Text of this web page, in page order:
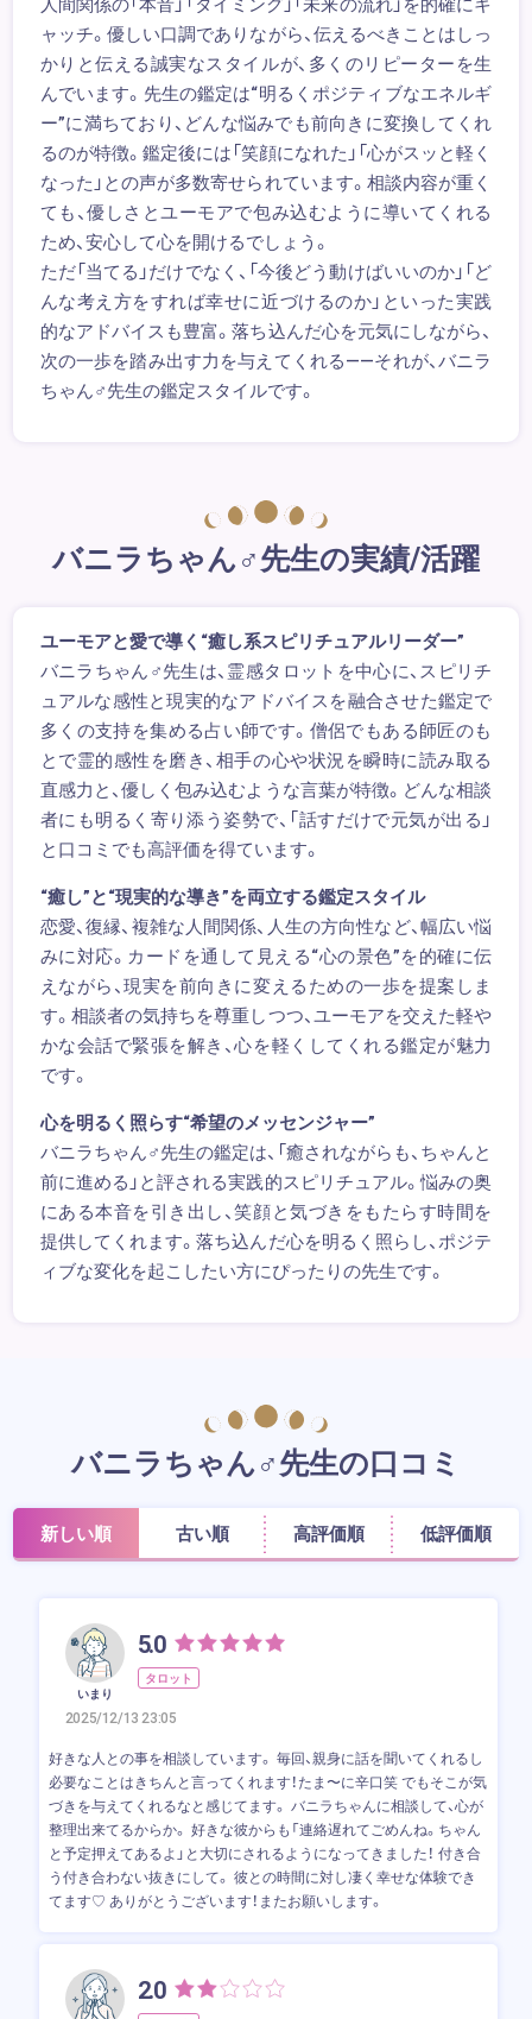
ャッチ。優しい口調でありながら、伝えるべきことはしっ
かりと伝える誠実なスタイルが、多くのリピーターを生
んでいます。先生の鑑定は“明るくポジティブなエネルギ
ー”に満ちており、どんな悩みでも前向きに変換してくれ
るのが特徴。鑑定後には「笑顔になれた」「心がスッと軽く
なった」との声が多数寄せられています。相談内容が重く
ても、優しさとユーモアで包み込むように導いてくれる
ため、安心して心を開けるでしょう。
ただ「当てる」だけでなく、「今後どう動けばいいのか」「ど
んな考え方をすれば幸せに近づけるのか」といった実践
的なアドバイスも豊富。落ち込んだ心を元気にしながら、
次の一歩を踏み出す力を与えてくれる――それが、バニラ
ちゃん♂先生の鑑定スタイルです。
バニラちゃん♂先生の実績/活躍
ユーモアと愛で導く“癒し系スピリチュアルリーダー”
バニラちゃん♂先生は、霊感タロットを中心に、スピリチ
ュアルな感性と現実的なアドバイスを融合させた鑑定で
多くの支持を集める占い師です。僧侶でもある師匠のも
とで霊的感性を磨き、相手の心や状況を瞬時に読み取る
直感力と、優しく包み込むような言葉が特徴。どんな相談
者にも明るく寄り添う姿勢で、「話すだけで元気が出る」
と口コミでも高評価を得ています。
“癒し”と“現実的な導き”を両立する鑑定スタイル
恋愛、復縁、複雑な人間関係、人生の方向性など、幅広い悩
みに対応。カードを通して見える“心の景色”を的確に伝
えながら、現実を前向きに変えるための一歩を提案しま
す。相談者の気持ちを尊重しつつ、ユーモアを交えた軽や
かな会話で緊張を解き、心を軽くしてくれる鑑定が魅力
です。
心を明るく照らす“希望のメッセンジャー”
バニラちゃん♂先生の鑑定は、「癒されながらも、ちゃんと
前に進める」と評される実践的スピリチュアル。悩みの奥
にある本音を引き出し、笑顔と気づきをもたらす時間を
提供してくれます。落ち込んだ心を明るく照らし、ポジテ
ィブな変化を起こしたい方にぴったりの先生です。
バニラちゃん♂先生の口コミ
新しい順 古い順 高評価順 低評価順
いまり
5.0
タロット
2025/12/13 23:05
好きな人との事を相談しています。 毎回、親身に話を聞いてくれるし
必要なことはきちんと言ってくれます！たま〜に辛口笑 でもそこが気
づきを与えてくれるなと感じてます。 バニラちゃんに相談して、心が
整理出来てるからか。 好きな彼からも「連絡遅れてごめんね。ちゃん
と予定押えてあるよ」と大切にされるようになってきました！ 付き合
う付き合わない抜きにして。 彼との時間に対し凄く幸せな体験でき
てます♡ ありがとうございます！またお願いします。
2.0